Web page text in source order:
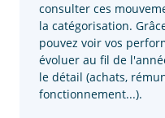
consulter ces
la catégorisation.
pouvez voir vos
évoluer au fil de
le détail (achats,
fonctionnement...).